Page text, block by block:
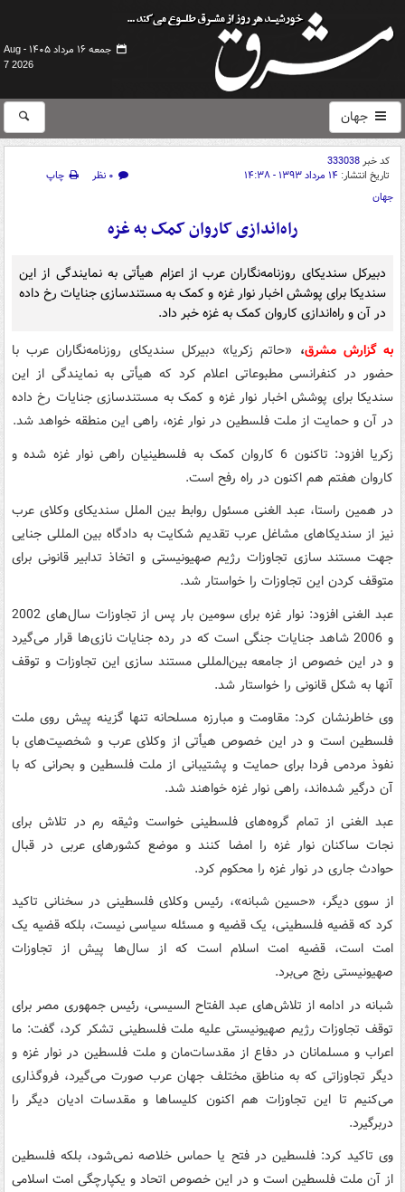
جمعه ۱۶ مرداد ۱۴۰۵ -
Aug
7 2026
جهان
کد خبر333038
تاریخ انتشار: ۱۴ مرداد ۱۳۹۳ - ۱۴:۳۸ ۰ نظر
چاپ
جهان
راه‌اندازی کاروان کمک به غزه
دبیرکل سندیکای روزنامه‌نگاران عرب از اعزام هیأتی به نمایندگی از این
سندیکا برای پوشش اخبار نوار غزه و کمک به مستندسازی جنایات رخ داده
در آن و راه‌اندازی کاروان کمک به غزه خبر داد.
به گزارش مشرق، «حاتم زکریا» دبیرکل سندیکای روزنامه‌نگاران عرب با
حضور در کنفرانسی مطبوعاتی اعلام کرد که هیأتی به نمایندگی از این
سندیکا برای پوشش اخبار نوار غزه و کمک به مستندسازی جنایات رخ داده
در آن و حمایت از ملت فلسطین در نوار غزه، راهی این منطقه خواهد شد.
زکریا افزود: تاکنون 6 کاروان کمک به فلسطینیان راهی نوار غزه شده و
کاروان هفتم هم اکنون در راه رفح است.
در همین راستا، عبد الغنی مسئول روابط بین الملل سندیکای وکلای عرب
نیز از سندیکاهای مشاغل عرب تقدیم شکایت به دادگاه بین المللی جنایی
جهت مستند سازی تجاوزات رژیم صهیونیستی و اتخاذ تدابیر قانونی برای
متوقف کردن این تجاوزات را خواستار شد.
عبد الغنی افزود: نوار غزه برای سومین بار پس از تجاوزات سال‌های 2002
و 2006 شاهد جنایات جنگی است که در رده جنایات نازی‌ها قرار می‌گیرد
و در این خصوص از جامعه بین‌‌المللی مستند سازی این تجاوزات و توقف
آنها به شکل قانونی را خواستار شد.
وی خاطرنشان کرد: مقاومت و مبارزه مسلحانه تنها گزینه پیش روی ملت
فلسطین است و در این خصوص هیأتی از وکلای عرب و شخصیت‌های با
نفوذ مردمی فردا برای حمایت و پشتیبانی از ملت فلسطین و بحرانی که با
آن درگیر شده‌اند، راهی نوار غزه خواهند شد.
عبد الغنی از تمام گروه‌های فلسطینی خواست وثیقه رم در تلاش برای
نجات ساکنان نوار غزه را امضا کنند و موضع کشورهای عربی در قبال
حوادث جاری در نوار غزه را محکوم کرد.
از سوی دیگر، «حسین شبانه»، رئیس وکلای فلسطینی در سخنانی تاکید
کرد که قضیه فلسطینی، یک قضیه و مسئله سیاسی نیست، بلکه قضیه یک
امت است، قضیه امت اسلام است که از سال‌ها پیش از تجاوزات
صهیونیستی رنج می‌برد.
شبانه در ادامه از تلاش‌های عبد الفتاح السیسی، رئیس جمهوری مصر برای
توقف تجاوزات رژیم صهیونیستی علیه ملت فلسطینی تشکر کرد، گفت: ما
اعراب و مسلمانان در دفاع از مقدسات‌مان و ملت فلسطین در نوار غزه و
دیگر تجاوزاتی که به مناطق مختلف جهان عرب صورت می‌گیرد، فروگذاری
می‌کنیم تا این تجاوزات هم اکنون کلیساها و مقدسات ادیان دیگر را
دربرگیرد.
وی تاکید کرد: فلسطین در فتح یا حماس خلاصه نمی‌شود، بلکه فلسطین
از آن ملت فلسطین است و در این خصوص اتحاد و یکپارچگی امت اسلامی